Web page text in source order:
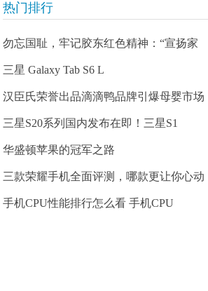
热门排行
勿忘国耻，牢记胶东红色精神：“宣扬家
三星 Galaxy Tab S6 L
汉臣氏荣誉出品滴滴鸭品牌引爆母婴市场
三星S20系列国内发布在即！三星S1
华盛顿苹果的冠军之路
三款荣耀手机全面评测，哪款更让你心动
手机CPU性能排行怎么看 手机CPU